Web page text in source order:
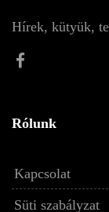
Hírek, kütyük,
Rólunk
Kapcsolat
Süti szabályzat